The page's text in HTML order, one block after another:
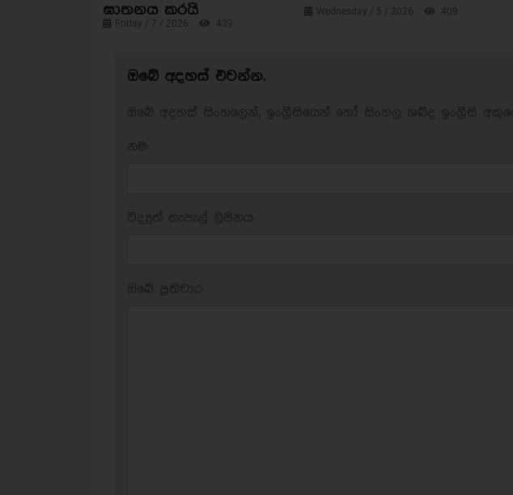
ඝාතනය කරයි
Friday / 7 / 2026 439
Wednesday / 5 / 2026 409
ඔබේ අදහස් එවන්න.